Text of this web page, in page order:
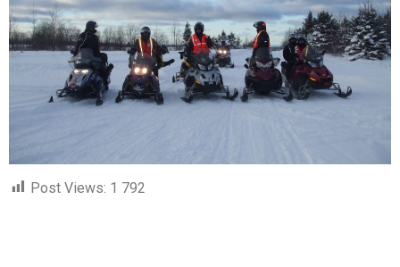
Post Views: 1 792